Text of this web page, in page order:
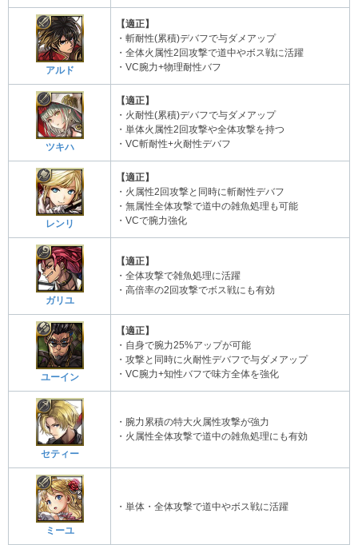
アルド
【適正】
・斬耐性(累積)デバフで与ダメアップ
・全体火属性2回攻撃で道中やボス戦に活躍
・VC腕力+物理耐性バフ
ツキハ
【適正】
・火耐性(累積)デバフで与ダメアップ
・単体火属性2回攻撃や全体攻撃を持つ
・VC斬耐性+火耐性デバフ
レンリ
【適正】
・火属性2回攻撃と同時に斬耐性デバフ
・無属性全体攻撃で道中の雑魚処理も可能
・VCで腕力強化
ガリユ
【適正】
・全体攻撃で雑魚処理に活躍
・高倍率の2回攻撃でボス戦にも有効
ユーイン
【適正】
・自身で腕力25%アップが可能
・攻撃と同時に火耐性デバフで与ダメアップ
・VC腕力+知性バフで味方全体を強化
セティー
・腕力累積の特大火属性攻撃が強力
・火属性全体攻撃で道中の雑魚処理にも有効
ミーユ
・単体・全体攻撃で道中やボス戦に活躍